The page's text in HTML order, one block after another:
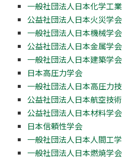
一般社団法人日本化学工
公益社団法人日本火災学会
一般社団法人日本機械学会
公益社団法人日本金属学会
一般社団法人日本建築学会
日本高圧力学会
一般社団法人日本高圧力
公益社団法人日本航空技
公益社団法人日本材料学会
日本信頼性学会
一般社団法人日本人間工
一般社団法人日本燃焼学会